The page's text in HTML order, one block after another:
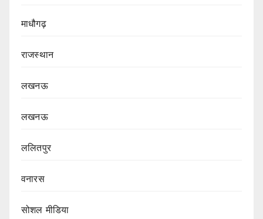
माधौगढ़
राजस्थान
लखनऊ
लखनऊ
ललितपुर
वनारस
सोशल मीडिया